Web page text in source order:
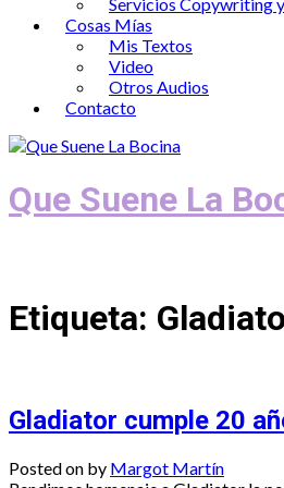
Cosas Mías
Mis Textos
Video
Otros Audios
Contacto
Que Suene La
Etiqueta:
Gladiator cumple 20
Posted on by Margot Martín